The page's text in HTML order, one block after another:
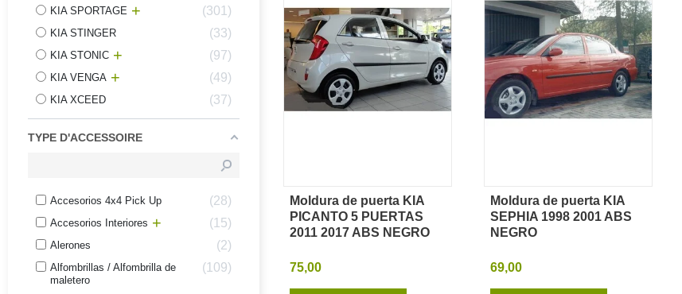
KIA SPORTAGE 301
KIA STINGER 33
KIA STONIC 97
KIA VENGA 49
KIA XCEED 37
TYPE D'ACCESSOIRE
Accesorios 4x4 Pick Up 28
Accesorios Interiores 15
Alerones 2
Alfombrillas / Alfombrilla de
maletero
109
Vista rápida
Moldura de puerta KIA
PICANTO 5 PUERTAS
2011 2017 ABS NEGRO
75,00
Vista rápida
Moldura de puerta KIA
SEPHIA 1998 2001 ABS
NEGRO
69,00